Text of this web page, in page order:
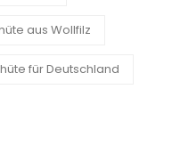
aus Wollfilz
für Deutschland